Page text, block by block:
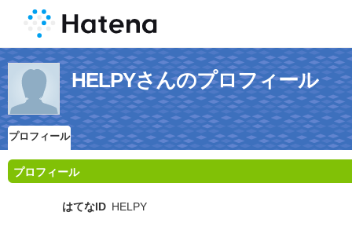
HELPYさんのプロフィール
プロフィール
プロフィール
はてなID HELPY